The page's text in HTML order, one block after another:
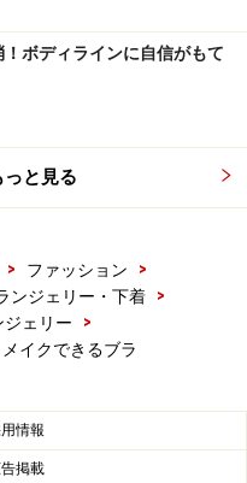
ボディラインに自信がもて
と見る
> ファッション
>
ンジェリー・下着
>
ェリー
>
イクできるブラ
情報
掲載